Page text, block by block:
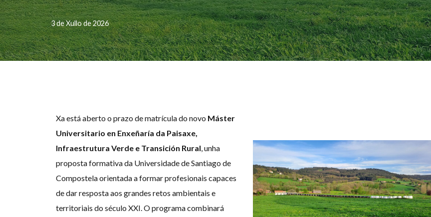
3 de Xullo de 2026
Xa está aberto o prazo de matrícula do novo Máster
Universitario en Enxeñaría da Paisaxe,
Infraestrutura Verde e Transición Rural , unha
proposta formativa da Universidade de Santiago de
Compostela orientada a formar profesionais capaces
de dar resposta aos grandes retos ambientais e
territoriais do século XXI. O programa combinará